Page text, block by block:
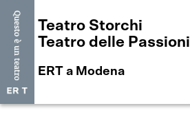
Teatro Storchi
Teatro delle Passioni
ERT a Modena